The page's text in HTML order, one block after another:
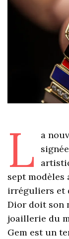
L
a
sept modèles
irréguliers et
Dior doit son
joaillerie du
Gem est un